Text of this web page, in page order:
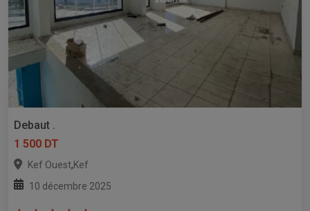
Debaut .
1 500 DT
Kef Ouest,Kef
10 décembre 2025